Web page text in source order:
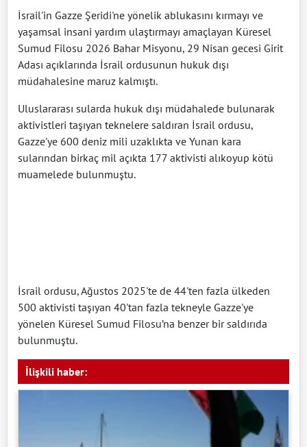
İsrail'in Gazze Şeridi'ne yönelik ablukasını kırmayı ve
yaşamsal insani yardım ulaştırmayı amaçlayan Küresel
Sumud Filosu 2026 Bahar Misyonu, 29 Nisan gecesi Girit
Adası açıklarında İsrail ordusunun hukuk dışı
müdahalesine maruz kalmıştı.
Uluslararası sularda hukuk dışı müdahalede bulunarak
aktivistleri taşıyan teknelere saldıran İsrail ordusu,
Gazze'ye 600 deniz mili uzaklıkta ve Yunan kara
sularından birkaç mil açıkta 177 aktivisti alıkoyup kötü
muamelede bulunmuştu.
İsrail ordusu, Ağustos 2025'te de 44'ten fazla ülkeden
500 aktivisti taşıyan 40'tan fazla tekneyle Gazze'ye
yönelen Küresel Sumud Filosu’na benzer bir saldırıda
bulunmuştu.
İlişkili haber: